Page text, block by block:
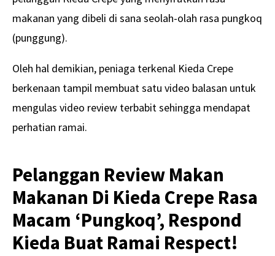
makanan yang dibeli di sana seolah-olah rasa pungkoq
(punggung).
Oleh hal demikian, peniaga terkenal Kieda Crepe
berkenaan tampil membuat satu video balasan untuk
mengulas video review terbabit sehingga mendapat
perhatian ramai.
Pelanggan Review Makan
Makanan Di Kieda Crepe Rasa
Macam ‘Pungkoq’, Respond
Kieda Buat Ramai Respect!